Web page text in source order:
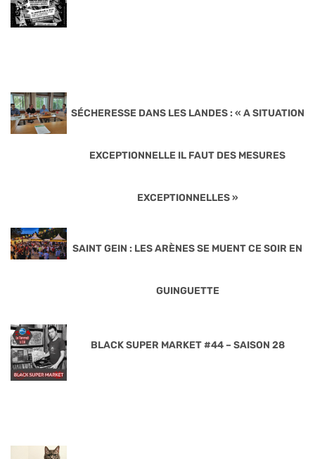
SÉCHERESSE DANS LES LANDES : « A SITUATION
EXCEPTIONNELLE IL FAUT DES MESURES
EXCEPTIONNELLES »
SAINT GEIN : LES ARÈNES SE MUENT CE SOIR EN
GUINGUETTE
BLACK SUPER MARKET #44 – SAISON 28